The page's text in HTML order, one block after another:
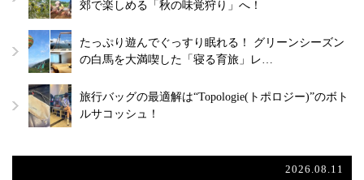
郊で楽しめる「秋の味覚狩り」へ！
たっぷり遊んでぐっすり眠れる！ グリーンシーズン
の白馬を大満喫した「寝る育旅」レ…
旅行バッグの最適解は“Topologie(トポロジー)”のボト
ルサコッシュ！
2026.08.11